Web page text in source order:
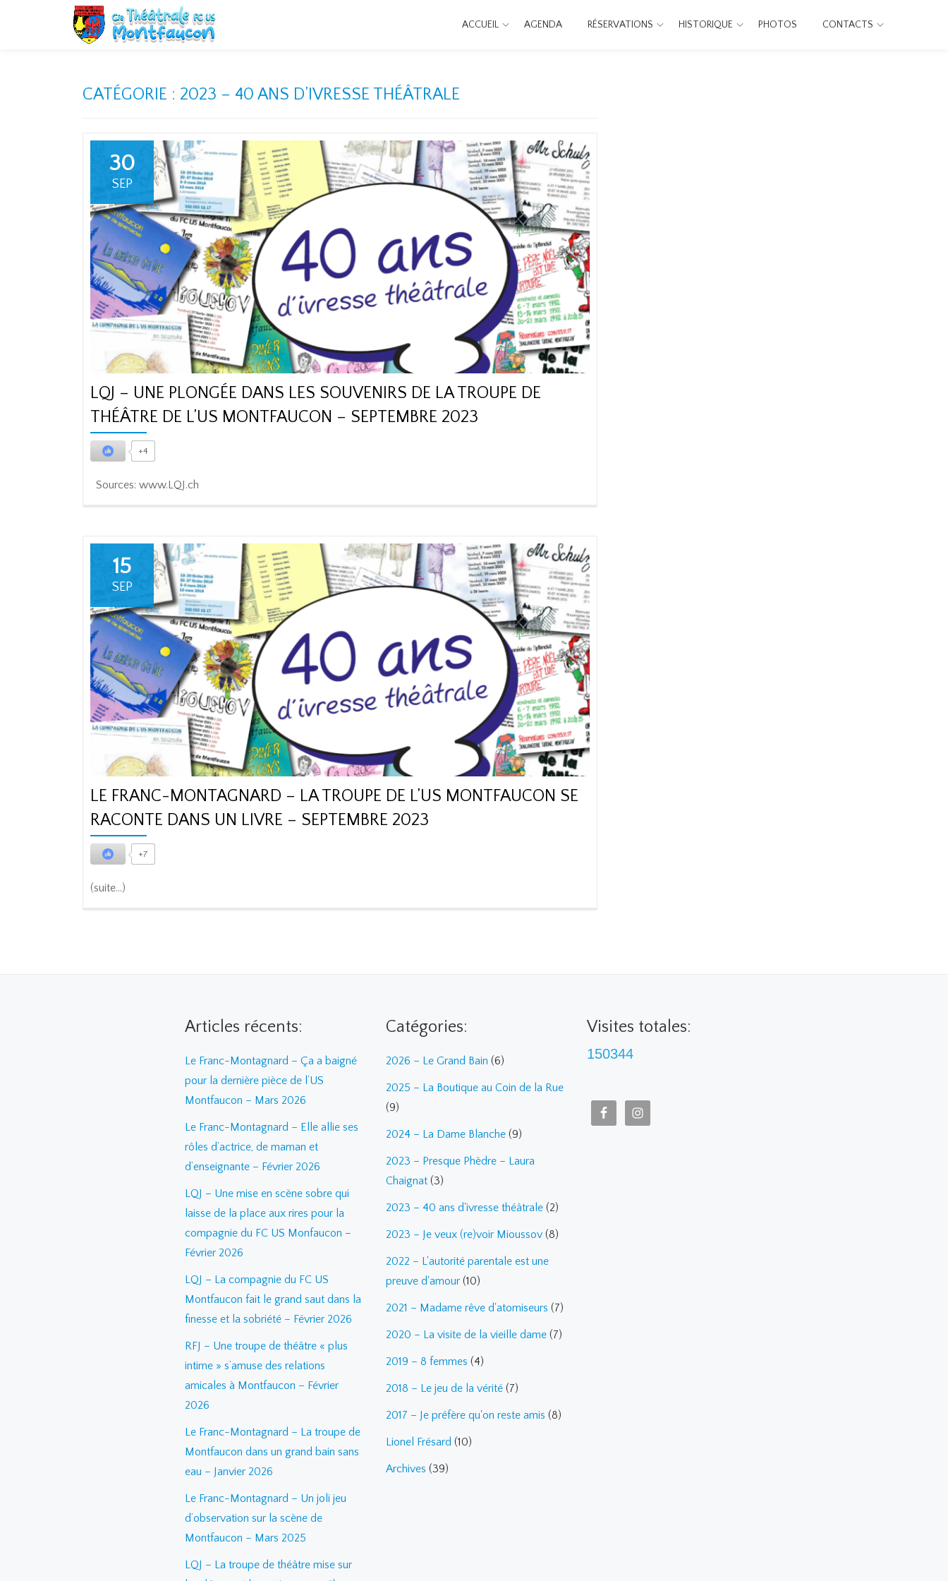
ACCUEIL AGENDA RÉSERVATIONS HISTORIQUE PHOTOS CONTACTS
CATÉGORIE : 2023 – 40 ANS D’IVRESSE THÉÂTRALE
30
SEP
LQJ – UNE PLONGÉE DANS LES SOUVENIRS DE LA TROUPE DE
THÉÂTRE DE L’US MONTFAUCON – SEPTEMBRE 2023
+4
Sources: www.LQJ.ch
15
SEP
LE FRANC-MONTAGNARD – LA TROUPE DE L’US MONTFAUCON SE
RACONTE DANS UN LIVRE – SEPTEMBRE 2023
+7
(suite…)
Articles récents:
Le Franc-Montagnard – Ça a baigné
pour la dernière pièce de l’US
Montfaucon – Mars 2026
Le Franc-Montagnard – Elle allie ses
rôles d’actrice, de maman et
d’enseignante – Février 2026
LQJ – Une mise en scène sobre qui
laisse de la place aux rires pour la
compagnie du FC US Monfaucon –
Février 2026
LQJ – La compagnie du FC US
Montfaucon fait le grand saut dans la
finesse et la sobriété – Février 2026
RFJ – Une troupe de théâtre « plus
intime » s’amuse des relations
amicales à Montfaucon – Février
2026
Le Franc-Montagnard – La troupe de
Montfaucon dans un grand bain sans
eau – Janvier 2026
Le Franc-Montagnard – Un joli jeu
d’observation sur la scène de
Montfaucon – Mars 2025
LQJ – La troupe de théâtre mise sur
Catégories:
2026 – Le Grand Bain (6)
2025 – La Boutique au Coin de la Rue
(9)
2024 – La Dame Blanche(9)
2023 – Presque Phèdre – Laura
Chaignat(3)
2023 – 40 ans d'ivresse théâtrale(2)
2023 – Je veux (re)voir Mioussov(8)
2022 – L'autorité parentale est une
preuve d'amour(10)
2021 – Madame rêve d'atomiseurs (7)
2020 – La visite de la vieille dame(7)
2019 – 8 femmes (4)
2018 – Le jeu de la vérité(7)
2017 – Je préfère qu'on reste amis (8)
Lionel Frésard (10)
Archives (39)
Visites totales:
150344